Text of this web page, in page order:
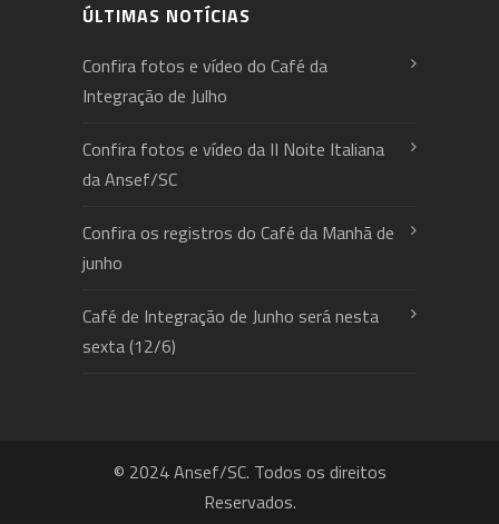
ÚLTIMAS NOTÍCIAS
Confira fotos e vídeo do Café da
Integração de Julho
Confira fotos e vídeo da II Noite Italiana
da Ansef/SC
Confira os registros do Café da Manhã de
junho
Café de Integração de Junho será nesta
sexta (12/6)
© 2024 Ansef/SC. Todos os direitos
Reservados.